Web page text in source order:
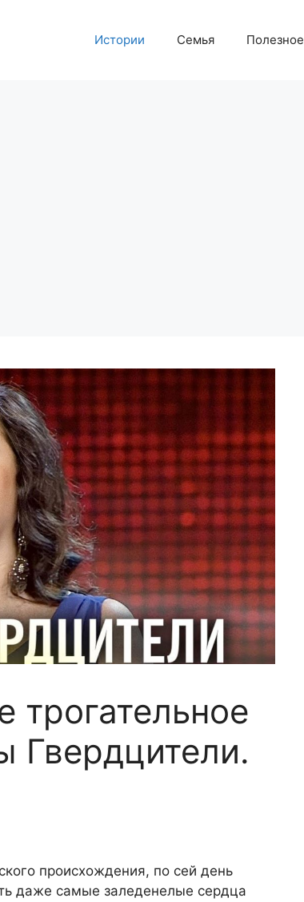
Истории Семья Полезное
трогательное
Гвердцители.
происхождения, по сей день
даже самые заледенелые сердца